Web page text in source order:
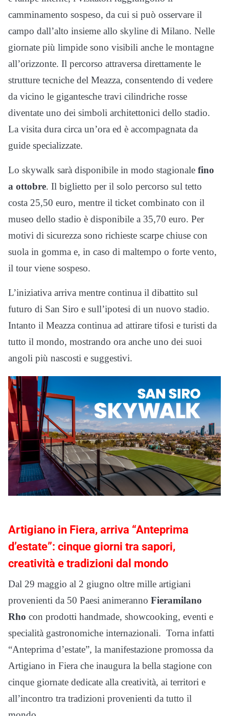
camminamento sospeso, da cui si può osservare il
campo dall’alto insieme allo skyline di Milano. Nelle
giornate più limpide sono visibili anche le montagne
all’orizzonte. Il percorso attraversa direttamente le
strutture tecniche del Meazza, consentendo di vedere
da vicino le gigantesche travi cilindriche rosse
diventate uno dei simboli architettonici dello stadio.
La visita dura circa un’ora ed è accompagnata da
guide specializzate.
Lo skywalk sarà disponibile in modo stagionale fino
a ottobre. Il biglietto per il solo percorso sul tetto
costa 25,50 euro, mentre il ticket combinato con il
museo dello stadio è disponibile a 35,70 euro. Per
motivi di sicurezza sono richieste scarpe chiuse con
suola in gomma e, in caso di maltempo o forte vento,
il tour viene sospeso.
L’iniziativa arriva mentre continua il dibattito sul
futuro di San Siro e sull’ipotesi di un nuovo stadio.
Intanto il Meazza continua ad attirare tifosi e turisti da
tutto il mondo, mostrando ora anche uno dei suoi
angoli più nascosti e suggestivi.
Artigiano in Fiera, arriva “Anteprima
d’estate”: cinque giorni tra sapori,
creatività e tradizioni dal mondo
Dal 29 maggio al 2 giugno oltre mille artigiani
provenienti da 50 Paesi animeranno Fieramilano
Rho con prodotti handmade, showcooking, eventi e
specialità gastronomiche internazionali. Torna infatti
“Anteprima d’estate”, la manifestazione promossa da
Artigiano in Fiera che inaugura la bella stagione con
cinque giornate dedicate alla creatività, ai territori e
all’incontro tra tradizioni provenienti da tutto il